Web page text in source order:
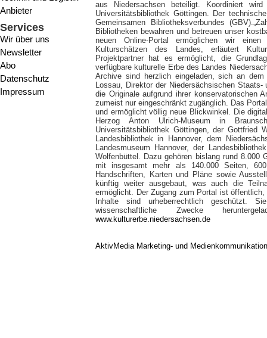
Anbieter
Services
Wir über uns
Newsletter
Abo
Datenschutz
Impressum
aus Niedersachsen beteiligt. Koordiniert
Universitätsbibliothek Göttingen. Der
Gemeinsamen Bibliotheksverbundes (GBV).
Bibliotheken bewahren und betreuen unser
neuen Online-Portal ermöglichen wir
Kulturschätzen des Landes, erläutert
Projektpartner hat es ermöglicht, die
verfügbare kulturelle Erbe des Landes
Archive sind herzlich eingeladen, sich an
Lossau, Direktor der Niedersächsischen
die Originale aufgrund ihrer konservatorischen
zumeist nur eingeschränkt zugänglich. Das
und ermöglicht völlig neue Blickwinkel. Die
Herzog Anton Ulrich-Museum in
Universitätsbibliothek Göttingen, der Gottfried
Landesbibliothek in Hannover, dem
Landesmuseum Hannover, der
Wolfenbüttel. Dazu gehören bislang rund 8.000
mit insgesamt mehr als 140.000 Seiten,
Handschriften, Karten und Pläne sowie
künftig weiter ausgebaut, was auch die
ermöglicht. Der Zugang zum Portal ist
Inhalte sind urheberrechtlich geschützt.
wissenschaftliche Zwecke
www.kulturerbe.niedersachsen.de
AktivMedia Marketing- und